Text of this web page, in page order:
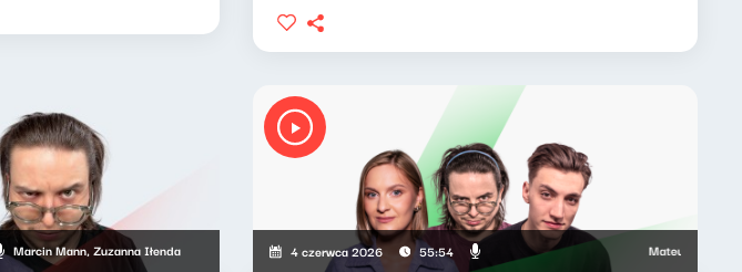
Marcin Mann, Zuzanna Iłenda 4 czerwca 2026 55:54 Mateusz